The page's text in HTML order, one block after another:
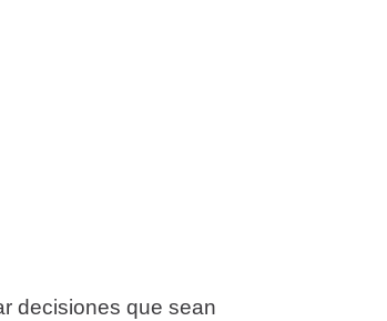
decisiones que sean